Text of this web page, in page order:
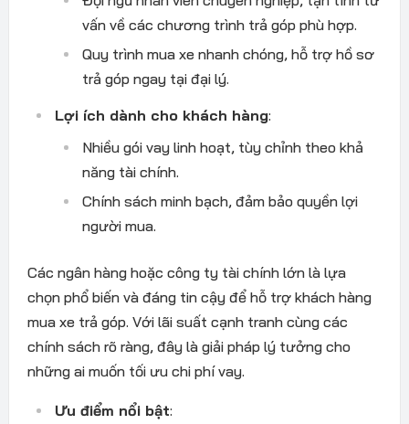
vấn về các chương trình trả góp phù hợp.
Quy trình mua xe nhanh chóng, hỗ trợ hồ sơ
trả góp ngay tại đại lý.
Lợi ích dành cho khách hàng:
Nhiều gói vay linh hoạt, tùy chỉnh theo khả
năng tài chính.
Chính sách minh bạch, đảm bảo quyền lợi
người mua.
Các ngân hàng hoặc công ty tài chính lớn là lựa
chọn phổ biến và đáng tin cậy để hỗ trợ khách hàng
mua xe trả góp. Với lãi suất cạnh tranh cùng các
chính sách rõ ràng, đây là giải pháp lý tưởng cho
những ai muốn tối ưu chi phí vay.
Ưu điểm nổi bật: